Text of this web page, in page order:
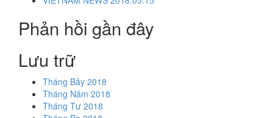
Phản hồi gần đây
Lưu trữ
Tháng Bảy 2018
Tháng Năm 2018
Tháng Tư 2018